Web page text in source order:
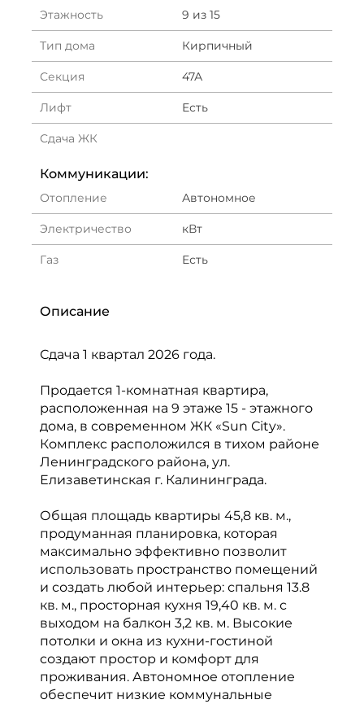
Этажность 9 из 15
Тип дома Кирпичный
Секция 47А
Лифт Есть
Сдача ЖК
Коммуникации:
Отопление Автономное
Электричество кВт
Газ Есть
Описание
Сдача 1 квартал 2026 года.
Продается 1-комнатная квартира,
расположенная на 9 этаже 15 - этажного
дома, в современном ЖК «Sun Сity».
Комплекс расположился в тихом районе
Ленинградского района, ул.
Елизаветинская г. Калининграда.
Общая площадь квартиры 45,8 кв. м.,
продуманная планировка, которая
максимально эффективно позволит
использовать пространство помещений
и создать любой интерьер: спальня 13.8
кв. м., просторная кухня 19,40 кв. м. с
выходом на балкон 3,2 кв. м. Высокие
потолки и окна из кухни-гостиной
создают простор и комфорт для
проживания. Автономное отопление
обеспечит низкие коммунальные